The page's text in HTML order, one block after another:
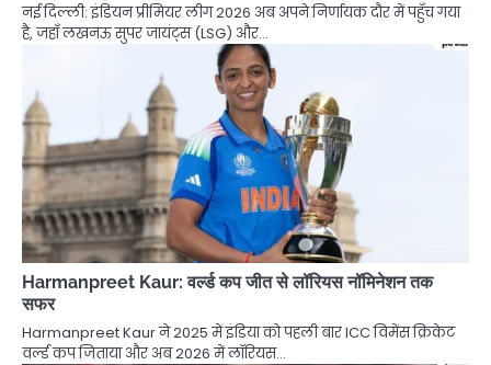
नई दिल्ली: इंडियन प्रीमियर लीग 2026 अब अपने निर्णायक दौर में पहुँच गया
है, जहाँ लखनऊ सुपर जायंट्स (LSG) और…
Harmanpreet Kaur: वर्ल्ड कप जीत से लॉरियस नॉमिनेशन तक
सफर
Harmanpreet Kaur ने 2025 में इंडिया को पहली बार ICC विमेंस क्रिकेट
वर्ल्ड कप जिताया और अब 2026 में लॉरियस…